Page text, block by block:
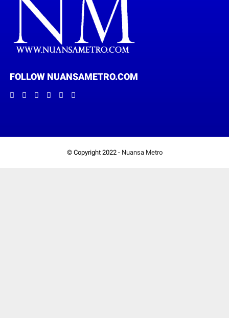
FOLLOW NUANSAMETRO.COM
© Copyright 2022 - Nuansa Metro